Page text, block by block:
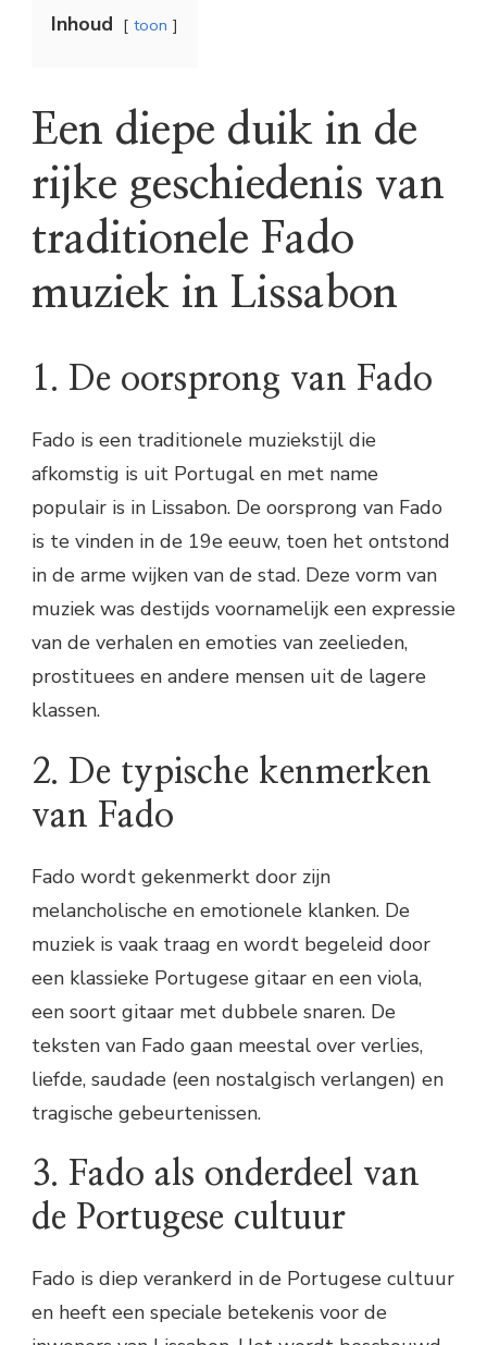
Inhoud toon
Een diepe duik in de
rijke geschiedenis van
traditionele Fado
muziek in Lissabon
1. De oorsprong van Fado
Fado is een traditionele muziekstijl die
afkomstig is uit Portugal en met name
populair is in Lissabon. De oorsprong van Fado
is te vinden in de 19e eeuw, toen het ontstond
in de arme wijken van de stad. Deze vorm van
muziek was destijds voornamelijk een expressie
van de verhalen en emoties van zeelieden,
prostituees en andere mensen uit de lagere
klassen.
2. De typische kenmerken
van Fado
Fado wordt gekenmerkt door zijn
melancholische en emotionele klanken. De
muziek is vaak traag en wordt begeleid door
een klassieke Portugese gitaar en een viola,
een soort gitaar met dubbele snaren. De
teksten van Fado gaan meestal over verlies,
liefde, saudade (een nostalgisch verlangen) en
tragische gebeurtenissen.
3. Fado als onderdeel van
de Portugese cultuur
Fado is diep verankerd in de Portugese cultuur
en heeft een speciale betekenis voor de